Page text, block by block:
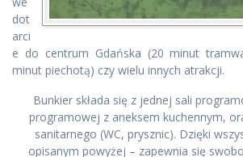
dot
arci
e do centrum Gdańska (20 minut
minut piechotą) czy wielu innych atrakcji.
Bunkier składa się z jednej sali
programowej z aneksem kuchennym,
sanitarnego (WC, prysznic). Dzięki
opisanym powyżej – zapewnia się